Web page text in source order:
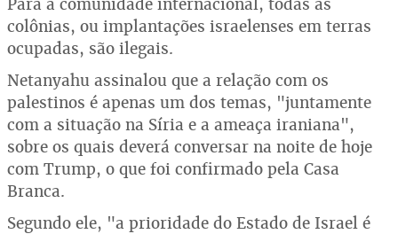
colônias, ou implantações israelenses em terras
ocupadas, são ilegais.
Netanyahu assinalou que a relação com os
palestinos é apenas um dos temas, "juntamente
com a situação na Síria e a ameaça iraniana",
sobre os quais deverá conversar na noite de hoje
com Trump, o que foi confirmado pela Casa
Branca.
Segundo ele, "a prioridade do Estado de Israel é